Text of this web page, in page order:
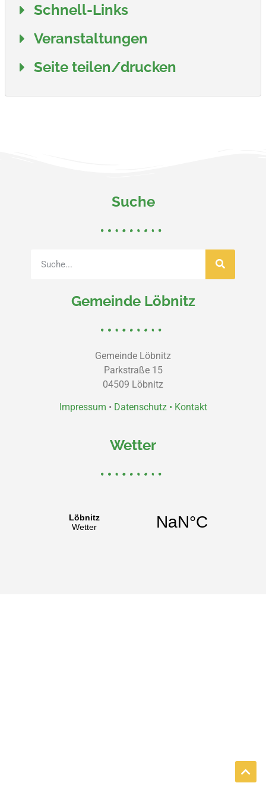
Schnell-Links
Veranstaltungen
Seite teilen/drucken
Suche
Gemeinde Löbnitz
Gemeinde Löbnitz
Parkstraße 15
04509 Löbnitz
Impressum • Datenschutz • Kontakt
Wetter